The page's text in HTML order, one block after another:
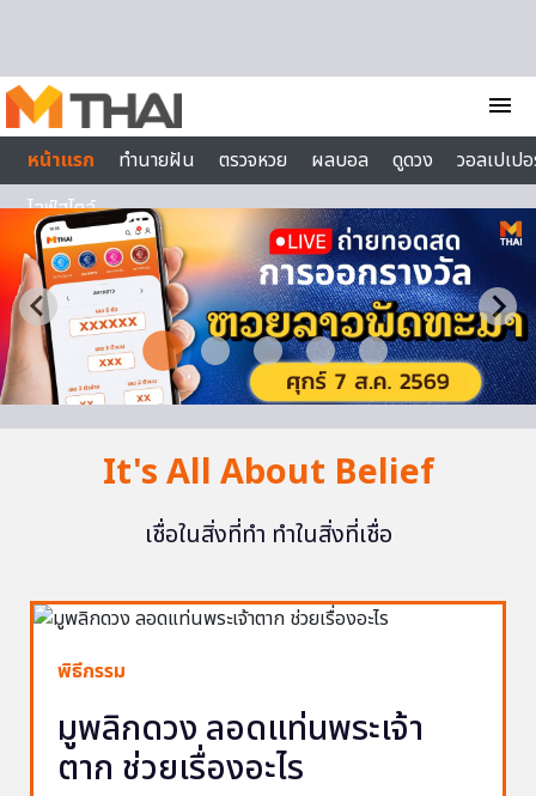
menu
หน้าแรก
ทำนายฝัน ตรวจหวย ผลบอล ดูดวง
วอลเปเป
ไลฟ์สไตล์
It's All About Belief
เชื่อในสิ่งที่ทำ ทำในสิ่งที่เชื่อ
พิธีกรรม
มูพลิกดวง ลอดแท่นพระเจ้า
ตาก ช่วยเรื่องอะไร